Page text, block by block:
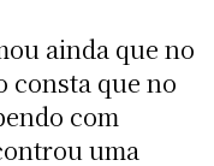
ainda que no
consta que no
com
uma